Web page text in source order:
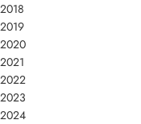
2018
2019
2020
2021
2022
2023
2024